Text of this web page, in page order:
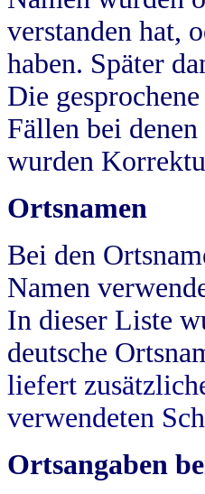
verstanden hat,
haben. Später
Die
Fällen bei
wurden
Ortsnamen
Bei den
Namen
In dieser Liste
deutsche
liefert
verwendeten
Ortsangaben